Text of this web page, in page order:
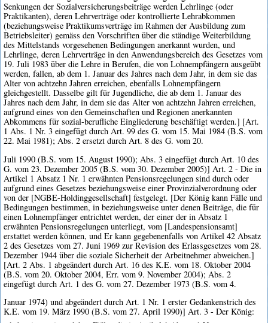
Senkungen der Sozialversicherungsbeiträge werden Lehrlinge (oder
Praktikanten), deren Lehrverträge oder kontrollierte Lehrabkommen
(beziehungsweise Praktikumsverträge im Rahmen der Ausbildung zum
Betriebsleiter) gemäss den Vorschriften über die ständige Weiterbildung
des Mittelstands vorgesehenen Bedingungen anerkannt wurden, und
Lehrlinge, deren Lehrverträge in den Anwendungsbereich des Gesetzes vom
19. Juli 1983 über die Lehre in Berufen, die von Lohnempfängern ausgeübt
werden, fallen, ab dem 1. Januar des Jahres nach dem Jahr, in dem sie das
Alter von achtzehn Jahren erreichen, ebenfalls Lohnempfängern
gleichgestellt. Dasselbe gilt für Jugendliche, die ab dem 1. Januar des
Jahres nach dem Jahr, in dem sie das Alter von achtzehn Jahren erreichen,
aufgrund eines von den Gemeinschaften und Regionen anerkannten
Abkommens für sozial-berufliche Eingliederung beschäftigt werden.] [Art.
1 Abs. 1 Nr. 3 eingefügt durch Art. 99 des G. vom 15. Mai 1984 (B.S. vom
22. Mai 1981); Abs. 2 ersetzt durch Art. 8 des G. vom 20.
Juli 1990 (B.S. vom 15. August 1990); Abs. 3 eingefügt durch Art. 10 des
G. vom 23. Dezember 2005 (B.S. vom 30. Dezember 2005)] Art. 2 - Die in
Artikel 1 Absatz 1 Nr. 1 erwähnten Pensionsregelungen sind durch oder
aufgrund eines Gesetzes beziehungsweise einer Provinzialverordnung oder
von der [NGBE-Holdinggesellschaft] festgelegt. [Der König kann Fälle und
Bedingungen bestimmen, in beziehungsweise unter denen Beiträge, die für
einen Lohnempfänger entrichtet werden, der einer der in Absatz 1
erwähnten Pensionsregelungen unterliegt, vom [Landespensionsamt]
erstattet werden können, und Er kann gegebenenfalls von Artikel 42 Absatz
2 des Gesetzes vom 27. Juni 1969 zur Revision des Erlassgesetzes vom 28.
Dezember 1944 über die soziale Sicherheit der Arbeitnehmer abweichen.]
[Art. 2 Abs. 1 abgeändert durch Art. 16 des K.E. vom 18. Oktober 2004
(B.S. vom 20. Oktober 2004, Err. vom 9. November 2004); Abs. 2
eingefügt durch Art. 1 des G. vom 27. Dezember 1973 (B.S. vom 4.
Januar 1974) und abgeändert durch Art. 1 Nr. 1 erster Gedankenstrich des
K.E. vom 19. März 1990 (B.S. vom 27. April 1990)] Art. 3 - Der König: